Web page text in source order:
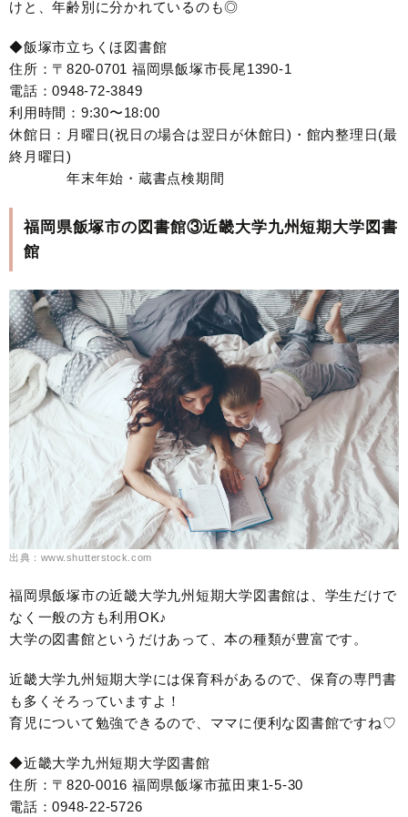
けと、年齢別に分かれているのも◎
◆飯塚市立ちくほ図書館
住所：〒820-0701 福岡県飯塚市長尾1390-1
電話：0948-72-3849
利用時間：9:30〜18:00
休館日：月曜日(祝日の場合は翌日が休館日)・館内整理日(最
終月曜日)
年末年始・蔵書点検期間
福岡県飯塚市の図書館③近畿大学九州短期大学図書
館
出典：www.shutterstock.com
福岡県飯塚市の近畿大学九州短期大学図書館は、学生だけで
なく一般の方も利用OK♪
大学の図書館というだけあって、本の種類が豊富です。
近畿大学九州短期大学には保育科があるので、保育の専門書
も多くそろっていますよ！
育児について勉強できるので、ママに便利な図書館ですね♡
◆近畿大学九州短期大学図書館
住所：〒820-0016 福岡県飯塚市菰田東1-5-30
電話：0948-22-5726